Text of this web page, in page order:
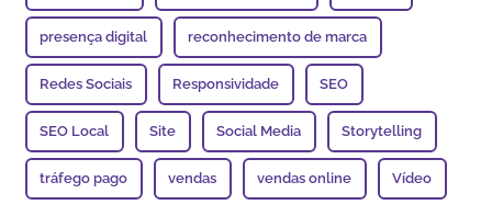
presença digital reconhecimento de marca
Redes Sociais Responsividade SEO
SEO Local Site Social Media Storytelling
tráfego pago vendas vendas online Vídeo